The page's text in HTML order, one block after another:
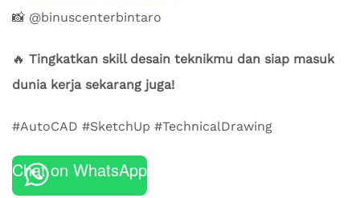
📸 @binuscenterbintaro
🔥 Tingkatkan skill desain teknikmu dan siap masuk
dunia kerja sekarang juga!
#AutoCAD #SketchUp #TechnicalDrawing
Chat on WhatsApp